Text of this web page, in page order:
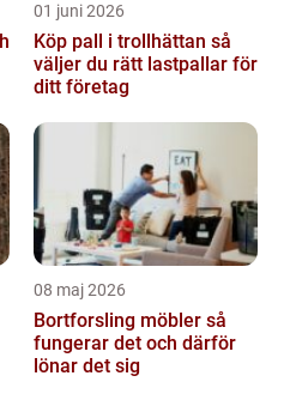
01 juni 2026
Köp pall i trollhättan så
väljer du rätt lastpallar för
ditt företag
08 maj 2026
Bortforsling möbler så
fungerar det och därför
lönar det sig